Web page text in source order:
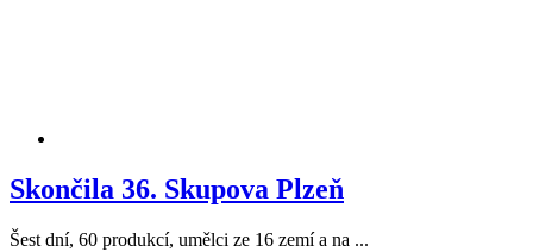
Skončila 36. Skupova Plzeň
Šest dní, 60 produkcí, umělci ze 16 zemí a na ...